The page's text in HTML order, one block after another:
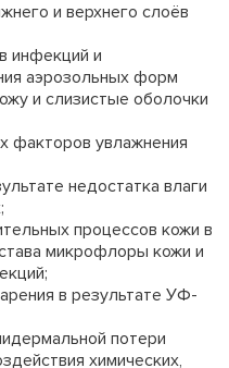
и верхнего слоёв
инфекций и
аэрозольных форм
и слизистые оболочки
факторов увлажнения
недостатка влаги
процессов кожи в
микрофлоры кожи и
в результате УФ-
потери
химических,